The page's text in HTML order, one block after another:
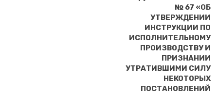
№ 67 «ОБ
УТВЕРЖДЕНИИ
ИНСТРУКЦИИ ПО
ИСПОЛНИТЕЛЬНОМУ
ПРОИЗВОДСТВУ И
ПРИЗНАНИИ
УТРАТИВШИМИ СИЛУ
НЕКОТОРЫХ
ПОСТАНОВЛЕНИЙ